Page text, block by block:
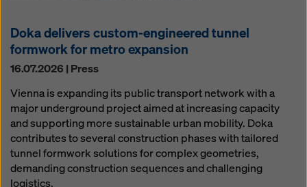
Doka delivers custom-engineered tunnel
formwork for metro expansion
16.07.2026 | Press
Vienna is expanding its public transport network with a
major underground project aimed at increasing capacity
and supporting more sustainable urban mobility. Doka
contributes to several construction phases with tailored
tunnel formwork solutions for complex geometries,
demanding construction sequences and challenging
logistics.